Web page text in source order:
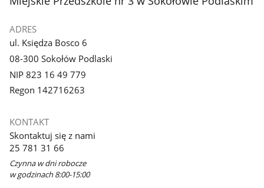
ADRES
ul. Księdza Bosco 6
08-300 Sokołów Podlaski
NIP 823 16 49 779
Regon 142716263
KONTAKT
Skontaktuj się z nami
25 781 31 66
Czynna w dni robocze
w godzinach 8:00-15:00